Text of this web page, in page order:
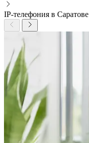
IP-телефония в Саратове